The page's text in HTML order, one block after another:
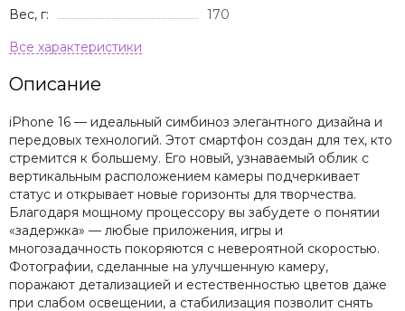
Вес, г:
170
Описание
iPhone 16 — идеальный симбиноз элегантного дизайна и
передовых технологий. Этот смартфон создан для тех, кто
стремится к большему. Его новый, узнаваемый облик с
вертикальным расположением камеры подчеркивает
статус и открывает новые горизонты для творчества.
Благодаря мощному процессору вы забудете о понятии
«задержка» — любые приложения, игры и
многозадачность покоряются с невероятной скоростью.
Фотографии, сделанные на улучшенную камеру,
поражают детализацией и естественностью цветов даже
при слабом освещении, а стабилизация позволит снять